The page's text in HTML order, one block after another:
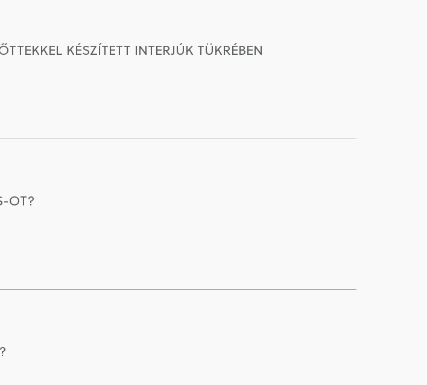
KÉSZÍTETT INTERJÚK TÜKRÉBEN
OT?